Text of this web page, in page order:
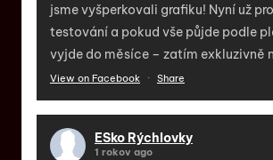
jsme vyšperkovali grafiku! Nyní už
testování a pokud vše půjde podle
vyjde do měsíce – zatím exkluzivně
View on Facebook · Share
ESko Rýchlovky
1 rokov ago